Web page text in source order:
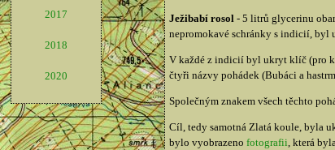
2017
2018
2020
Ježibabí rosol- 5 litrů glycerinu
nepromokavé schránky s indicií, byl
V každé z indicií byl ukryt klíč (pro
čtyři názvy pohádek (Bubáci a
Společným znakem všech těchto
Cíl, tedy samotná Zlatá koule, byla
bylo vyobrazeno fotografii, která